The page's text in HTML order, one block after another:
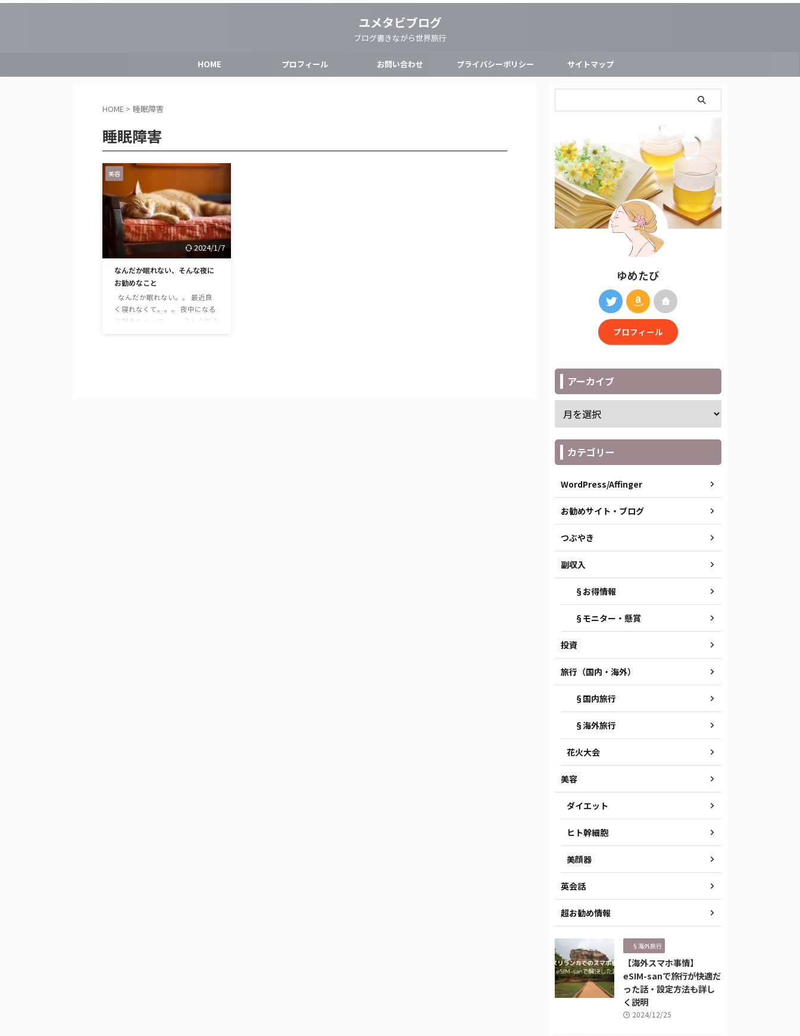
ユメタビブログ
ブログ書きながら世界旅行
HOME プロフィール お問い合わせ プライバシーポリシー サイトマップ
HOME > 睡眠障害
睡眠障害
美容
2024/1/7
なんだか眠れない、そんな夜に
お勧めなこと
なんだか眠れない。。 最近良
く寝れなくて。。。 夜中になる
と起きちゃって。。 そんな悩み
ゆめたび
プロフィール
アーカイブ
カテゴリー
WordPress/Affinger
お勧めサイト・ブログ
つぶやき
副収入
§お得情報
§モニター・懸賞
投資
旅行（国内・海外）
§国内旅行
§海外旅行
花火大会
美容
ダイエット
ヒト幹細胞
美顔器
英会話
超お勧め情報
§海外旅行
【海外スマホ事情】
eSIM-sanで旅行が快適だ
った話・設定方法も詳し
く説明
2024/12/25